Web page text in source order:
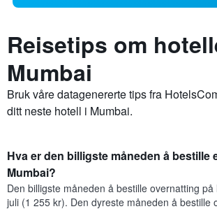
Reisetips om
Mumbai
Bruk våre datagenererte tips fra
ditt neste hotell i Mumbai.
Hva er den billigste måneden å bestille
Mumbai?
Den billigste måneden å bestille overnatting
juli (1 255 kr). Den dyreste måneden å bestille